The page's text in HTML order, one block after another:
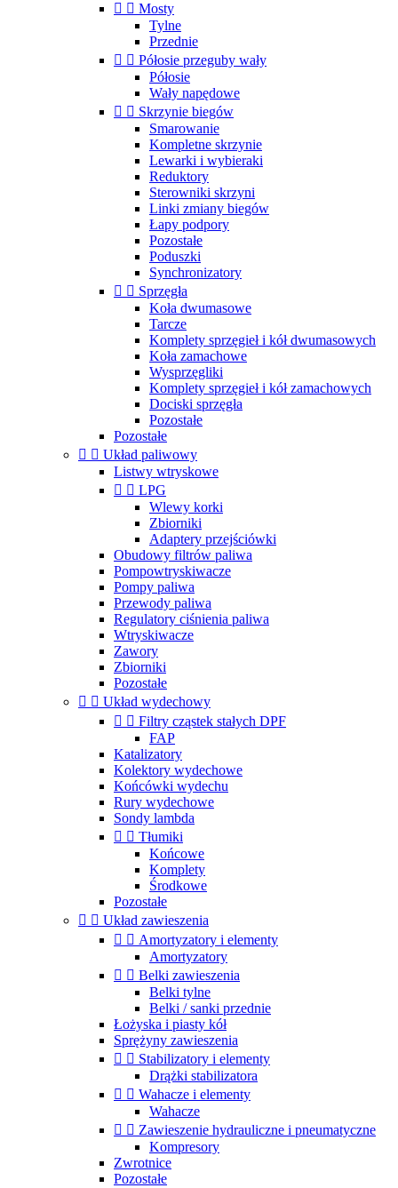
  Mosty
Tylne
Przednie
  Półosie przeguby wały
Półosie
Wały napędowe
  Skrzynie biegów
Smarowanie
Kompletne skrzynie
Lewarki i wybieraki
Reduktory
Sterowniki skrzyni
Linki zmiany biegów
Łapy podpory
Pozostałe
Poduszki
Synchronizatory
  Sprzęgła
Koła dwumasowe
Tarcze
Komplety sprzęgieł i kół dwumasowych
Koła zamachowe
Wysprzęgliki
Komplety sprzęgieł i kół zamachowych
Dociski sprzęgła
Pozostałe
Pozostałe
  Układ paliwowy
Listwy wtryskowe
  LPG
Wlewy korki
Zbiorniki
Adaptery przejściówki
Obudowy filtrów paliwa
Pompowtryskiwacze
Pompy paliwa
Przewody paliwa
Regulatory ciśnienia paliwa
Wtryskiwacze
Zawory
Zbiorniki
Pozostałe
  Układ wydechowy
  Filtry cząstek stałych DPF
FAP
Katalizatory
Kolektory wydechowe
Końcówki wydechu
Rury wydechowe
Sondy lambda
  Tłumiki
Końcowe
Komplety
Środkowe
Pozostałe
  Układ zawieszenia
  Amortyzatory i elementy
Amortyzatory
  Belki zawieszenia
Belki tylne
Belki / sanki przednie
Łożyska i piasty kół
Sprężyny zawieszenia
  Stabilizatory i elementy
Drążki stabilizatora
  Wahacze i elementy
Wahacze
  Zawieszenie hydrauliczne i pneumatyczne
Kompresory
Zwrotnice
Pozostałe